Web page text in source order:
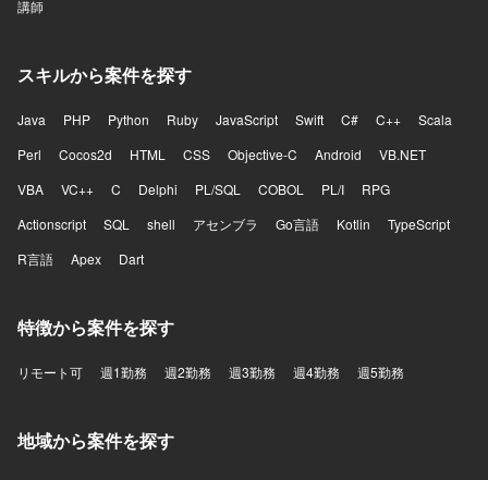
講師
スキルから案件を探す
Java PHP Python Ruby JavaScript Swift C# C++
Scala
Perl
Cocos2d HTML CSS Objective-C Android
VB.NET
VBA
VC++ C Delphi PL/SQL COBOL PL/I
RPG
Actionscript
SQL shell アセンブラ Go言語 Kotlin
TypeScript
R言語
Apex Dart
特徴から案件を探す
リモート可 週1勤務 週2勤務 週3勤務 週4勤務 週5勤務
地域から案件を探す